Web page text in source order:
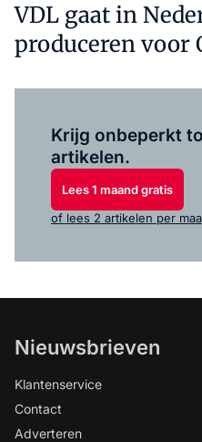
VDL gaat in
produceren voor
Krijg onbeperkt
artikelen.
Lees 1 maand gratis
of lees 2 artikelen per
Nieuwsbrieven
Klantenservice
Contact
Adverteren